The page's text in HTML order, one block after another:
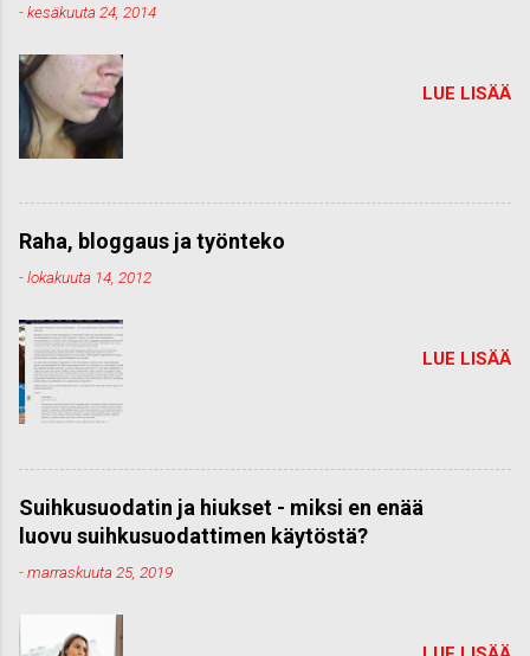
-kesäkuuta 24, 2014
LUE LISÄÄ
Raha, bloggaus ja työnteko
-lokakuuta 14, 2012
LUE LISÄÄ
Suihkusuodatin ja hiukset - miksi en enää
luovu suihkusuodattimen käytöstä?
-marraskuuta 25, 2019